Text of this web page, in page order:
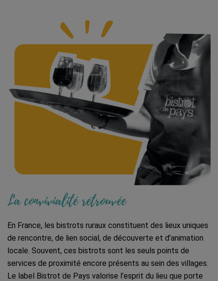
La convivialité retrouvée
En France, les bistrots ruraux constituent des lieux uniques
de rencontre, de lien social, de découverte et d’animation
locale. Souvent, ces bistrots sont les seuls points de
services de proximité encore présents au sein des villages.
Le label Bistrot de Pays valorise l'esprit du lieu que porte